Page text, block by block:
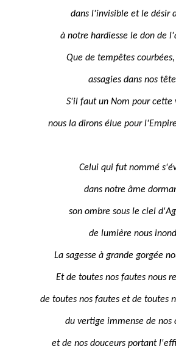
dans l'invisible et le désir
à notre hardiesse le don de
Que de tempêtes
assagies dans nos
S'il faut un Nom pour cette
nous la dirons élue pour
Celui qui fut nommé
dans notre âme
son ombre sous le ciel
de lumière nous
La sagesse à grande gorgée
Et de toutes nos fautes nous
de toutes nos fautes et de toutes
du vertige immense de nos
et de nos douceurs portant